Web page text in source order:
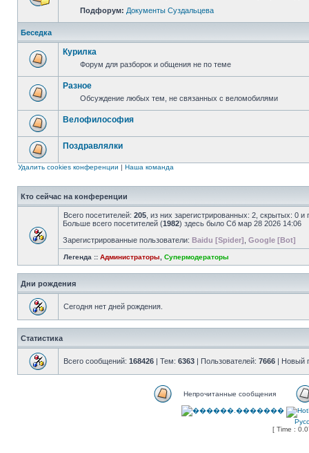
Подфорум: Документы Суздальцева
Беседка
Курилка
Форум для разборок и общения не по теме
Разное
Обсуждение любых тем, не связанных с веломобилями
Велофилософия
Поздравлялки
Удалить cookies конференции | Наша команда
Кто сейчас на конференции
Всего посетителей: 205 , из них зарегистрированных: 2, скрытых: 0
Больше всего посетителей (1982) здесь было Сб мар 28 2026 14:06
Зарегистрированные пользователи: Baidu [Spider] Google [Bot]
Легенда :: Администраторы Супермодераторы
Дни рождения
Сегодня нет дней рождения.
Статистика
Всего сообщений: 168426 | Тем: 6363 | Пользователей: 7666 | Новый
Непрочитанные сообщения
[ Time :